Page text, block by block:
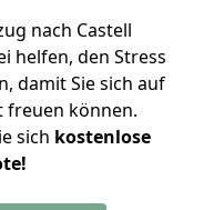
nach Castell
helfen, den Stress
damit Sie sich auf
freuen können.
sich kostenlose